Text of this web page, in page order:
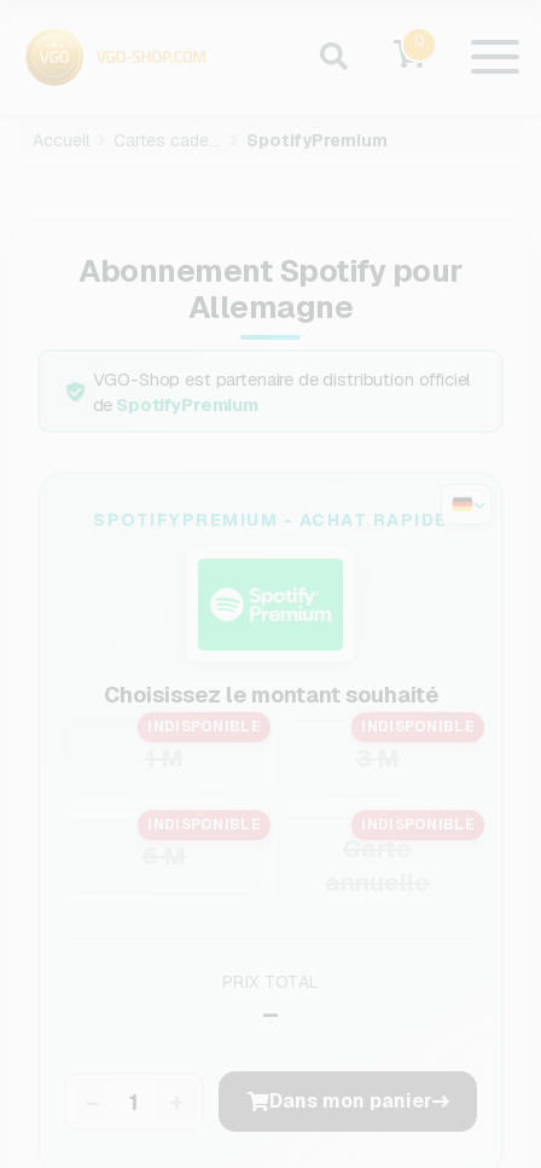
0
Accueil Cartes cadeaux SpotifyPremium
Abonnement Spotify pour
Allemagne
VGO-Shop est partenaire de distribution officiel
de SpotifyPremium
SPOTIFYPREMIUM - ACHAT RAPIDE
Choisissez le montant souhaité
INDISPONIBLE INDISPONIBLE
INDISPONIBLE
Carte
INDISPONIBLE
PRIX TOTAL
–
Dans mon panier